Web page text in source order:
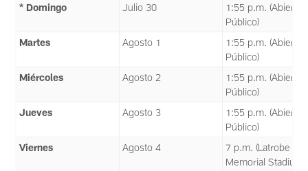
* Domingo
Julio 30
1:55 p.m. (Abierto
Público)
Martes
Agosto 1
1:55 p.m. (Abierto
Público)
Miércoles
Agosto 2
1:55 p.m. (Abierto
Público)
Jueves
Agosto 3
1:55 p.m. (Abierto
Público)
Viernes
Agosto 4
7 p.m. (Latrobe
Memorial Stadium)